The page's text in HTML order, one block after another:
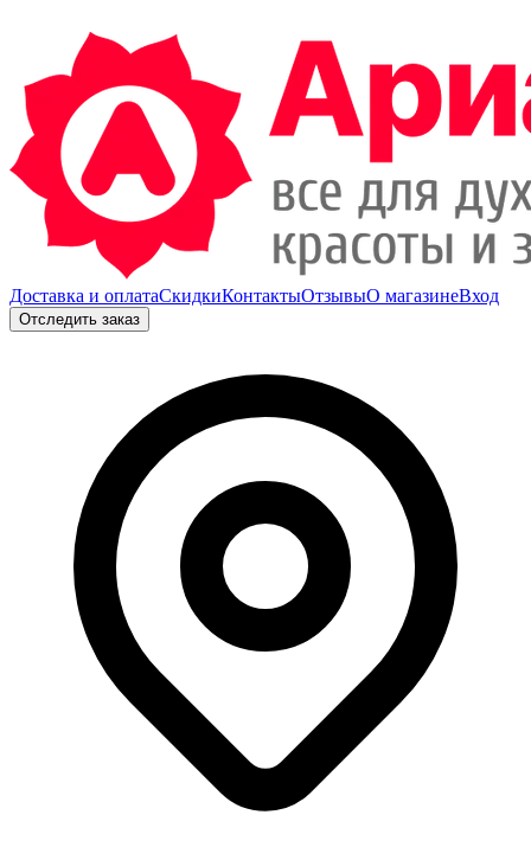
Доставка и оплатаСкидкиКонтактыОтзывыО магазинеВход
Отследить заказ